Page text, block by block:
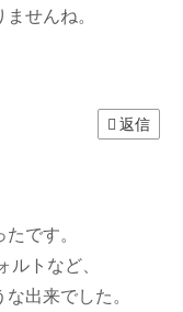
せんね。
返信
です。
ルトなど、
出来でした。